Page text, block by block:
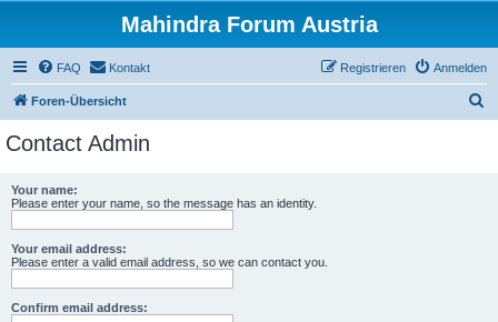
Mahindra Forum Austria
FAQ Kontakt Anmelden
Registrieren
Foren-Übersicht
Contact Admin
Your name:
Please enter your name, so the message has an identity.
Your email address:
Please enter a valid email address, so we can contact you.
Confirm email address: